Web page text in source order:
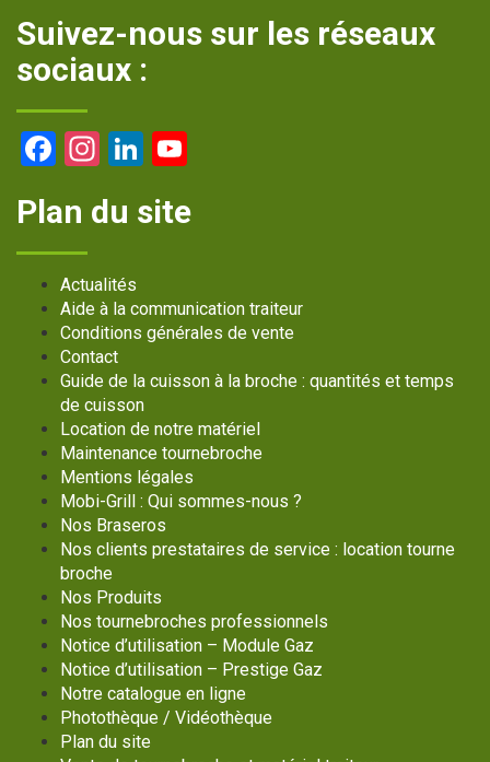
Suivez-nous sur les réseaux
sociaux :
Facebook
Instagram
LinkedIn
Plan du site
Actualités
Aide à la communication traiteur
Conditions générales de vente
Contact
Guide de la cuisson à la broche : quantités et temps
de cuisson
Location de notre matériel
Maintenance tournebroche
Mentions légales
Mobi-Grill : Qui sommes-nous ?
Nos Braseros
Nos clients prestataires de service : location tourne
broche
Nos Produits
Nos tournebroches professionnels
Notice d’utilisation – Module Gaz
Notice d’utilisation – Prestige Gaz
Notre catalogue en ligne
Photothèque / Vidéothèque
Plan du site